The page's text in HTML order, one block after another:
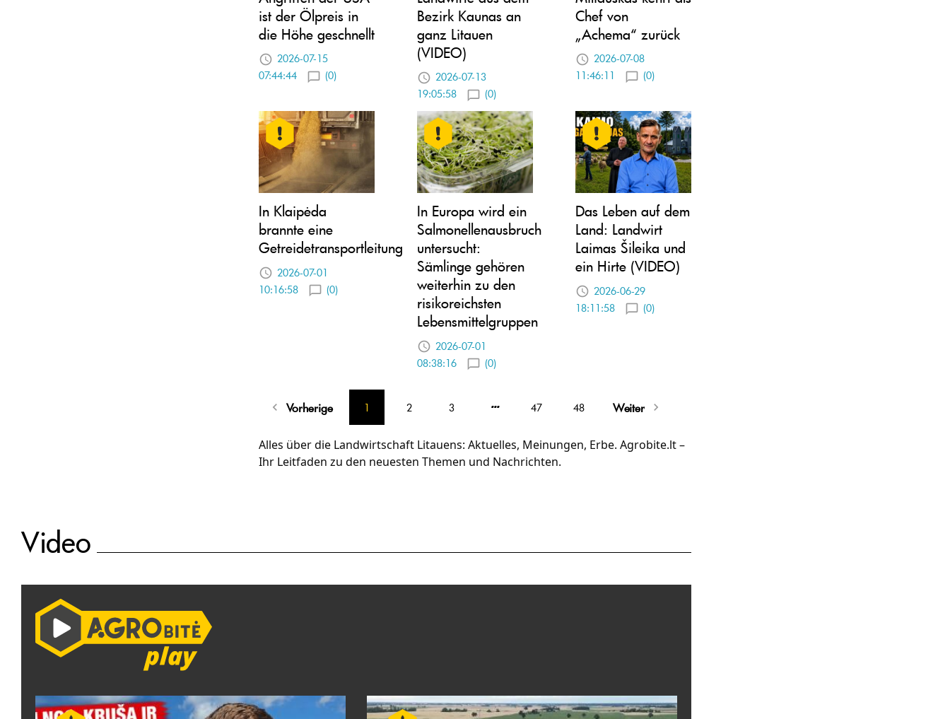
ist der Ölpreis in
die Höhe geschnellt
2026-07-15
07:44:44
(0)
Bezirk Kaunas an
ganz Litauen
(VIDEO)
2026-07-13
19:05:58
(0)
Chef von
„Achema“ zurück
2026-07-08
11:46:11
(0)
In Klaipėda
brannte eine
Getreidetransportleitung
2026-07-01
10:16:58
(0)
In Europa wird ein
Salmonellenausbruch
untersucht:
Sämlinge gehören
weiterhin zu den
risikoreichsten
Lebensmittelgruppen
2026-07-01
08:38:16
(0)
Das Leben auf dem
Land: Landwirt
Laimas Šileika und
ein Hirte (VIDEO)
2026-06-29
18:11:58
(0)
Vorherige 1 2 3 47 48 Weiter
Alles über die Landwirtschaft Litauens: Aktuelles, Meinungen, Erbe. Agrobite.lt –
Ihr Leitfaden zu den neuesten Themen und Nachrichten.
Video